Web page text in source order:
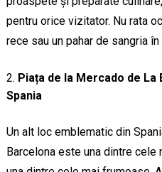
pentru orice vizitator. Nu rata
rece sau un pahar de sangria
Piața de la Mercado de
Spania
Un alt loc emblematic din
Barcelona este una dintre